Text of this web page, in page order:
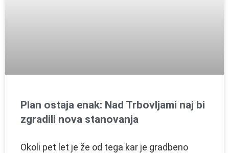
Plan ostaja enak: Nad Trbovljami naj bi
zgradili nova stanovanja
Okoli pet let je že od tega kar je gradbeno